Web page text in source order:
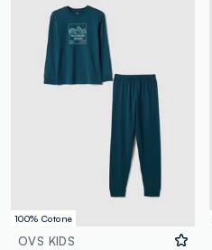
100% Cotone
OVS KIDS